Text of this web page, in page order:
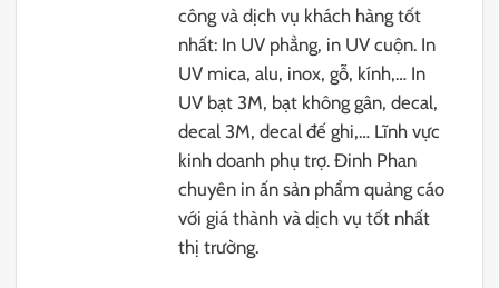
công và dịch vụ khách hàng tốt
nhất: In UV phẳng, in UV cuộn. In
UV mica, alu, inox, gỗ, kính,… In
UV bạt 3M, bạt không gân, decal,
decal 3M, decal đế ghi,… Lĩnh vực
kinh doanh phụ trợ. Đinh Phan
chuyên in ấn sản phẩm quảng cáo
với giá thành và dịch vụ tốt nhất
thị trường.